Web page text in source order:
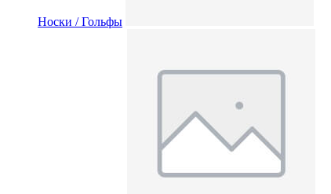
Носки / Гольфы